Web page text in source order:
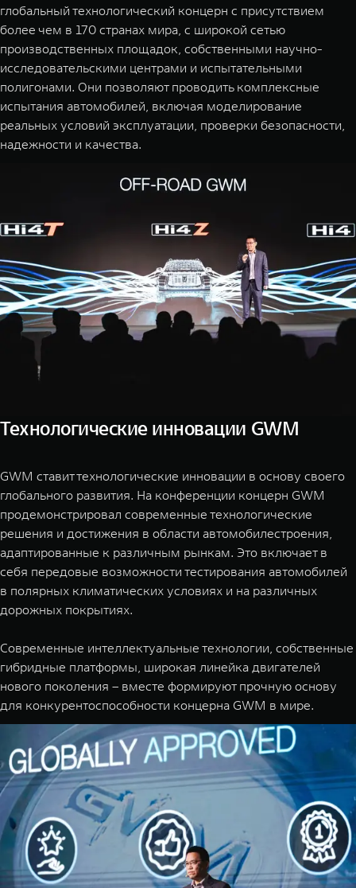
глобальный технологический концерн с присутствием
более чем в 170 странах мира, с широкой сетью
производственных площадок, собственными научно-
исследовательскими центрами и испытательными
полигонами. Они позволяют проводить комплексные
испытания автомобилей, включая моделирование
реальных условий эксплуатации, проверки безопасности,
надежности и качества.
Технологические инновации GWM
GWM ставит технологические инновации в основу своего
глобального развития. На конференции концерн GWM
продемонстрировал современные технологические
решения и достижения в области автомобилестроения,
адаптированные к различным рынкам. Это включает в
себя передовые возможности тестирования автомобилей
в полярных климатических условиях и на различных
дорожных покрытиях.
Современные интеллектуальные технологии, собственные
гибридные платформы, широкая линейка двигателей
нового поколения – вместе формируют прочную основу
для конкурентоспособности концерна GWM в мире.